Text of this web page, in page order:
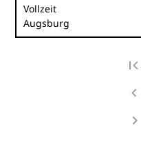
Vollzeit
Augsburg